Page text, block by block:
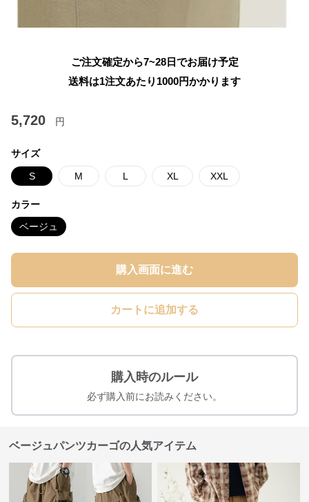
ご注文確定から7~28日でお届け予定
送料は1注文あたり 1000円かかります
5,720 円
サイズ
S M L XL XXL
カラー
ベージュ
購入画面に進む
カートに追加する
購入時のルール
必ず購入前にお読みください。
ベージュパンツカーゴの人気アイテム